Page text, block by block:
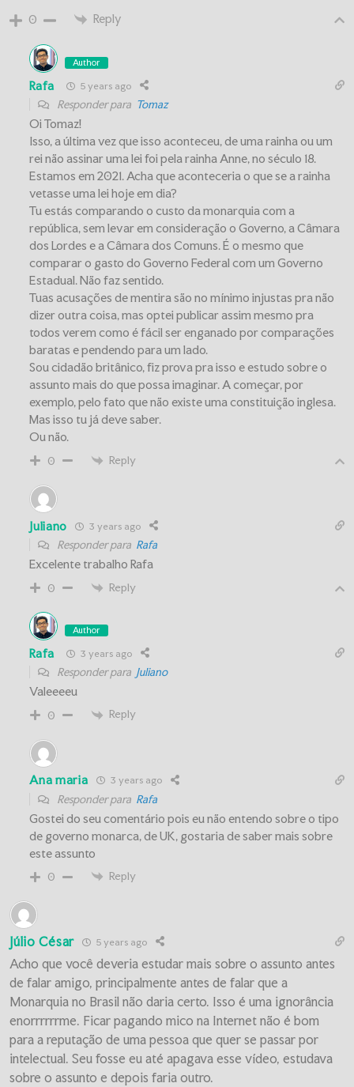
0 Reply
Author
Rafa 5 years ago
Responder para Tomaz
Oi Tomaz!
Isso, a última vez que isso aconteceu, de uma rainha ou um
rei não assinar uma lei foi pela rainha Anne, no século 18.
Estamos em 2021. Acha que aconteceria o que se a rainha
vetasse uma lei hoje em dia?
Tu estás comparando o custo da monarquia com a
república, sem levar em consideração o Governo, a Câmara
dos Lordes e a Câmara dos Comuns. É o mesmo que
comparar o gasto do Governo Federal com um Governo
Estadual. Não faz sentido.
Tuas acusações de mentira são no mínimo injustas pra não
dizer outra coisa, mas optei publicar assim mesmo pra
todos verem como é fácil ser enganado por comparações
baratas e pendendo para um lado.
Sou cidadão britânico, fiz prova pra isso e estudo sobre o
assunto mais do que possa imaginar. A começar, por
exemplo, pelo fato que não existe uma constituição inglesa.
Mas isso tu já deve saber.
Ou não.
0 Reply
Juliano 3 years ago
Responder para Rafa
Excelente trabalho Rafa
0 Reply
Author
Rafa 3 years ago
Responder para Juliano
Valeeeeu
0 Reply
Ana maria 3 years ago
Responder para Rafa
Gostei do seu comentário pois eu não entendo sobre o tipo
de governo monarca, de UK, gostaria de saber mais sobre
este assunto
0 Reply
Júlio César 5 years ago
Acho que você deveria estudar mais sobre o assunto antes
de falar amigo, principalmente antes de falar que a
Monarquia no Brasil não daria certo. Isso é uma ignorância
enorrrrrrme. Ficar pagando mico na Internet não é bom
para a reputação de uma pessoa que quer se passar por
intelectual. Seu fosse eu até apagava esse vídeo, estudava
sobre o assunto e depois faria outro.